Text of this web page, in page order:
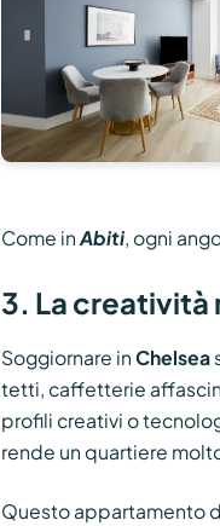
Come inAbiti, ogni
3. La creatività
Soggiornare in Chelsea
tetti, caffetterie
profili creativi o
rende un quartiere
Questo appartamento